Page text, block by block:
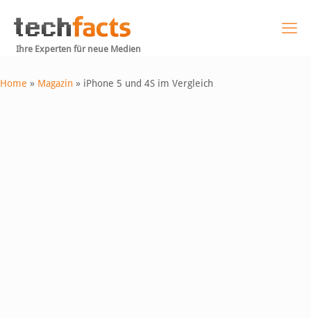
Ihre Experten für neue Medien
Home » Magazin » iPhone 5 und 4S im Vergleich